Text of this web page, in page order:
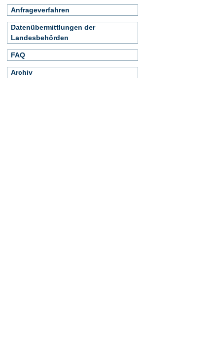
Anfrageverfahren
Datenübermittlungen der
Landesbehörden
FAQ
Archiv